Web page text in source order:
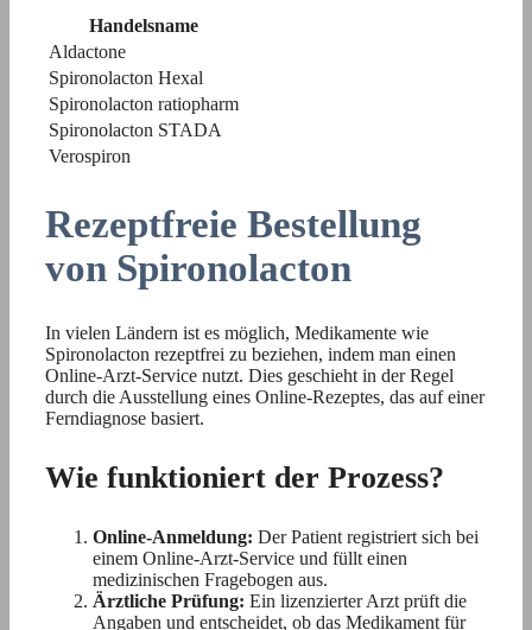
Handelsname
Aldactone
Spironolacton Hexal
Spironolacton ratiopharm
Spironolacton STADA
Verospiron
Rezeptfreie Bestellung
von Spironolacton
In vielen Ländern ist es möglich, Medikamente wie
Spironolacton rezeptfrei zu beziehen, indem man einen
Online-Arzt-Service nutzt. Dies geschieht in der Regel
durch die Ausstellung eines Online-Rezeptes, das auf einer
Ferndiagnose basiert.
Wie funktioniert der Prozess?
Online-Anmeldung: Der Patient registriert sich bei
einem Online-Arzt-Service und füllt einen
medizinischen Fragebogen aus.
Ärztliche Prüfung: Ein lizenzierter Arzt prüft die
Angaben und entscheidet, ob das Medikament für